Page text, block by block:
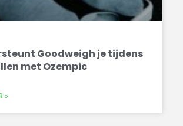
Goodweigh je tijdens
met Ozempic
»